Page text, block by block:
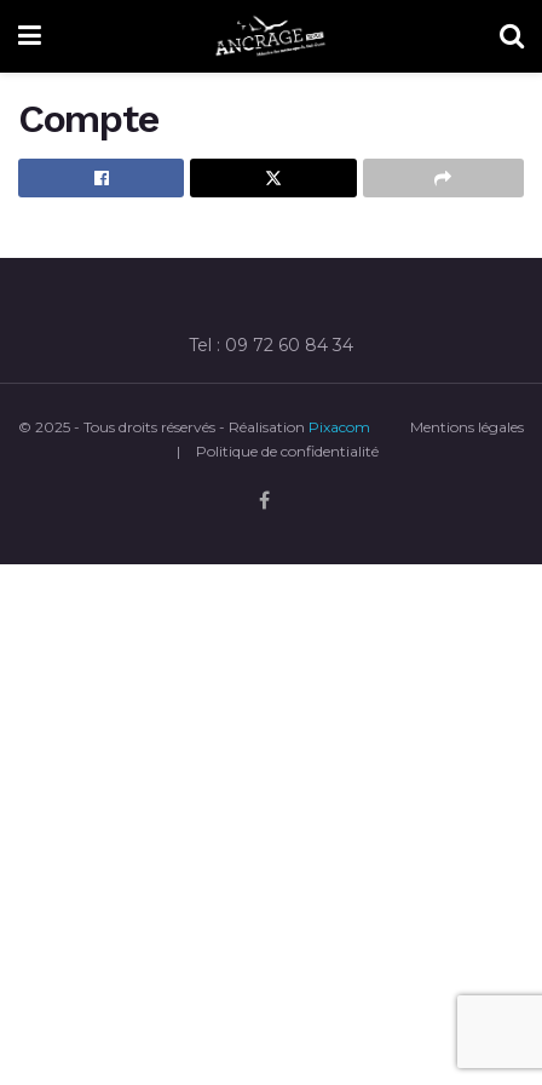
Compte
Tel : 09 72 60 84 34
© 2025 - Tous droits réservés - Réalisation Pixacom
Mentions légales
|
Politique de confidentialité